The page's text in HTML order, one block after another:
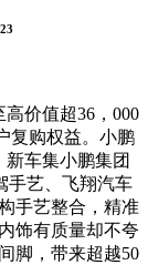
价值超36，000
复购权益。小鹏
车集小鹏集团
手艺、飞翔汽车
手艺整合，精准
饰有质量却不夸
脚，带来超越50